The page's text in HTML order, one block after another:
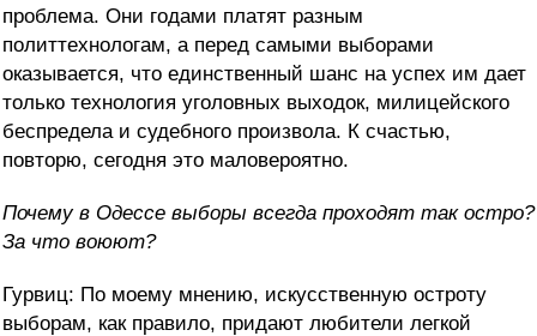
проблема. Они годами платят разным
политтехнологам, а перед самыми выборами
оказывается, что единственный шанс на успех им дает
только технология уголовных выходок, милицейского
беспредела и судебного произвола. К счастью,
повторю, сегодня это маловероятно.
Почему в Одессе выборы всегда проходят так остро?
За что воюют?
Гурвиц: По моему мнению, искусственную остроту
выборам, как правило, придают любители легкой